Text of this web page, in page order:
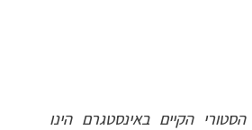
הקיים באינסטגרם הינו